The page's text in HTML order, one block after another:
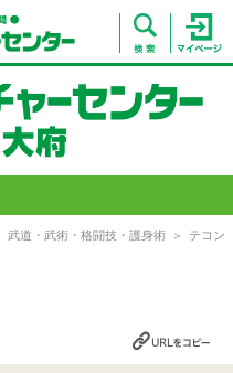
武道・武術・格闘技・護身術
テコン